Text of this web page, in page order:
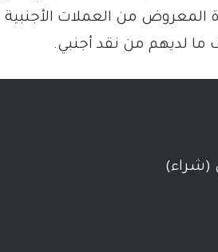
المعروض من العملات الأجنبية
ما لديهم من نقد أجنبي.
(شراء)